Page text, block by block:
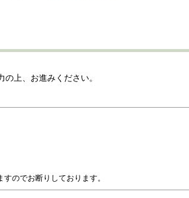
の上、お進みください。
のでお断りしております。